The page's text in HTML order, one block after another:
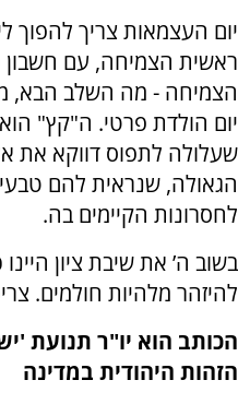
יום העצמאות צריך להפוך
ראשית הצמיחה, עם
הצמיחה - מה השלב הבא,
יום הולדת פרטי. ה"קץ"
שעלולה לתפוס דווקא את
הגאולה, שנראית להם
לחסרונות הקיימים בה.
בשוב ה’ את שיבת ציון
להיזהר מלהיות חולמים.
הכותב הוא יו"ר תנועת
הזהות היהודית במדינה